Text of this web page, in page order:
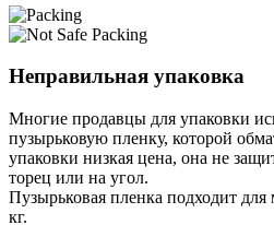
Неправильная упаковка
Многие продавцы для упаковки
пузырьковую пленку, которой
упаковки низкая цена, она не
торец или на угол.
Пузырьковая пленка подходит для
кг.